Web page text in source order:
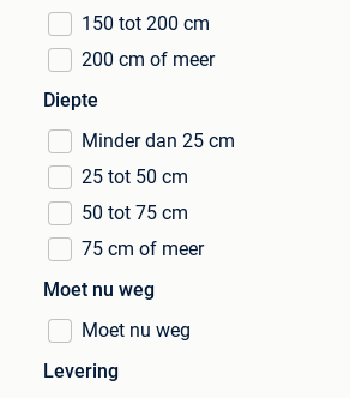
150 tot 200 cm
200 cm of meer
Diepte
Minder dan 25 cm
25 tot 50 cm
50 tot 75 cm
75 cm of meer
Moet nu weg
Moet nu weg
Levering